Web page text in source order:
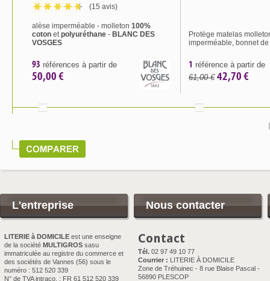
(15 avis)
alèse imperméable - molleton 100%
coton etpolyuréthane - BLANC DES
VOSGES
93 références à partir de
50,00 €
Protège matelas
imperméable, bonnet de
1 référence à partir de
61,00 € 42,70 €
L'entreprise
LITERIE à DOMICILE est une enseigne
de la société MULTIGROS sasu
immatriculée au registre du commerce et
des sociétés de Vannes (56) sous le
numéro : 512 520 339
N° de TVA intraco. : FR 61 512 520 339
Nous contacter
Contact
Tél. 02 97 49 10 77
Courrier : LITERIE À DOMICILE
Zone de Tréhuinec - 8 rue Blaise Pascal -
56890 PLESCOP